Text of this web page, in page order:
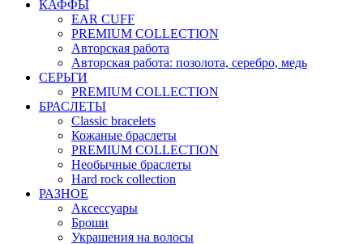
КАФФЫ
EAR CUFF
PREMIUM COLLECTION
Авторская работа
Авторская работа: позолота, серебро, медь
СЕРЬГИ
PREMIUM COLLECTION
БРАСЛЕТЫ
Classic bracelets
Кожаные браслеты
PREMIUM COLLECTION
Необычные браслеты
Hard rock collection
РАЗНОЕ
Аксессуары
Броши
Украшения на волосы